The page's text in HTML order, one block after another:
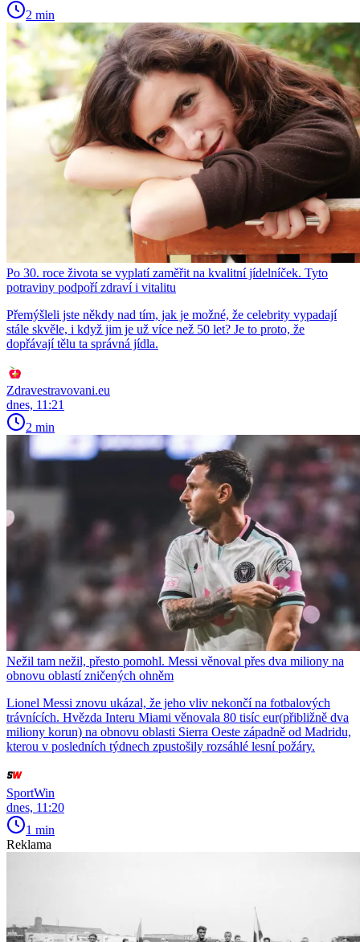
2 min
Po 30. roce života se vyplatí zaměřit na kvalitní jídelníček. Tyto
potraviny podpoří zdraví i vitalitu
Přemýšleli jste někdy nad tím, jak je možné, že celebrity vypadají
stále skvěle, i když jim je už více než 50 let? Je to proto, že
dopřávají tělu ta správná jídla.
Zdravestravovani.eu
dnes, 11:21
2 min
Nežil tam nežil, přesto pomohl. Messi věnoval přes dva miliony na
obnovu oblastí zničených ohněm
Lionel Messi znovu ukázal, že jeho vliv nekončí na fotbalových
trávnících. Hvězda Interu Miami věnovala 80 tisíc eur(přibližně dva
miliony korun) na obnovu oblasti Sierra Oeste západně od Madridu,
kterou v posledních týdnech zpustošily rozsáhlé lesní požáry.
SportWin
dnes, 11:20
1 min
Reklama